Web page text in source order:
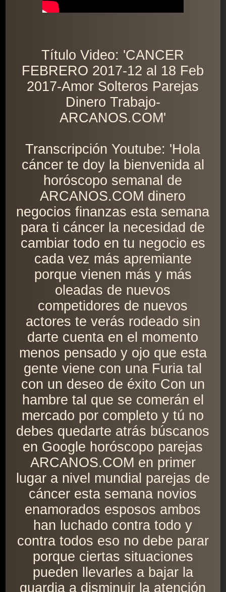
Título Video: 'CANCER
FEBRERO 2017-12 al 18 Feb
2017-Amor Solteros Parejas
Dinero Trabajo-
ARCANOS.COM'
Transcripción Youtube: 'Hola
cáncer te doy la bienvenida al
horóscopo semanal de
ARCANOS.COM dinero
negocios finanzas esta semana
para ti cáncer la necesidad de
cambiar todo en tu negocio es
cada vez más apremiante
porque vienen más y más
oleadas de nuevos
competidores de nuevos
actores te verás rodeado sin
darte cuenta en el momento
menos pensado y ojo que esta
gente viene con una Furia tal
con un deseo de éxito Con un
hambre tal que se comerán el
mercado por completo y tú no
debes quedarte atrás búscanos
en Google horóscopo parejas
ARCANOS.COM en primer
lugar a nivel mundial parejas de
cáncer esta semana novios
enamorados esposos ambos
han luchado contra todo y
contra todos eso no debe parar
porque ciertas situaciones
pueden llevarles a bajar la
guardia a disminuir la atención